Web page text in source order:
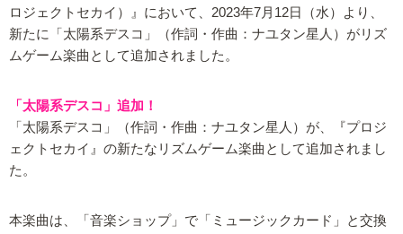
ロジェクトセカイ）』において、2023年7月12日（水）より、
新たに「太陽系デスコ」（作詞・作曲：ナユタン星人）がリズ
ムゲーム楽曲として追加されました。
「太陽系デスコ」追加！
「太陽系デスコ」（作詞・作曲：ナユタン星人）が、『プロジ
ェクトセカイ』の新たなリズムゲーム楽曲として追加されまし
た。
本楽曲は、「音楽ショップ」で「ミュージックカード」と交換